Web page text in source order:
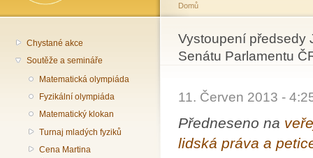
Chystané akce
Soutěže a semináře
Matematická olympiáda
Fyzikální olympiáda
Matematický klokan
Turnaj mladých fyziků
Cena Martina
Jste zde
Domů
Vystoupení předsedy
Senátu Parlamentu
11. Červen 2013 -
Předneseno na
lidská práva a